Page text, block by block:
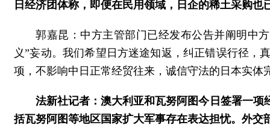
日经济团体称，即便在民用领域，日企的稀土采购
郭嘉昆：中方主管部门已经发布公告并阐明中
义”妄动。我们希望日方迷途知返，纠正错误行径，
项，不影响中日正常经贸往来，诚信守法的日本实体
法新社记者：澳大利亚和瓦努阿图今日签署一
括瓦努阿图等地区国家扩大军事存在表达担忧。外交